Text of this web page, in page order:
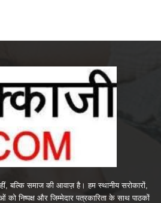
बल्कि समाज की आवाज़ है। हम स्थानीय सरोकारों,
को निष्पक्ष और जिम्मेदार पत्रकारिता के साथ पाठकों